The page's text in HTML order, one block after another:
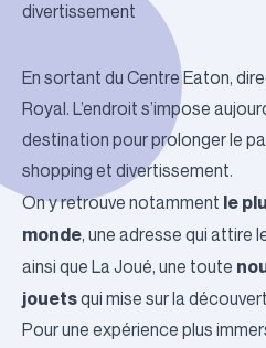
divertissement
En sortant du Centre Eaton,
Royal . L’endroit s’impose
destination pour prolonger le
shopping et divertissement.
On y retrouve notamment le
monde, une adresse qui attire
ainsi que La Joué, une toute
jouetsqui mise sur la
Pour une expérience plus